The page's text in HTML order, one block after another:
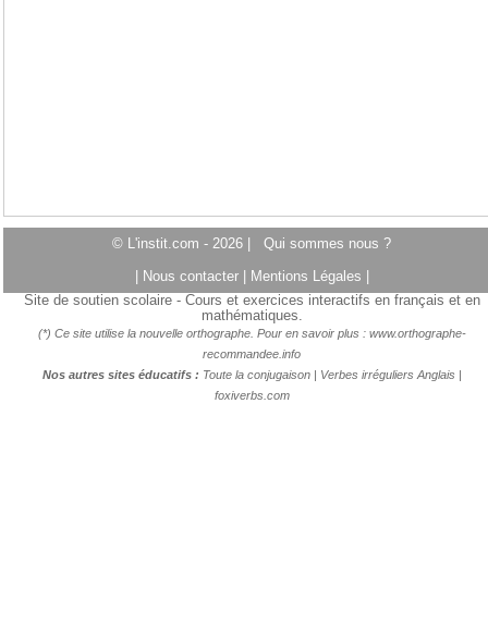
© L'instit.com - 2026 | Qui sommes nous ?
Nous contacter Mentions Légales
Site de soutien scolaire - Cours et exercices interactifs en français et en
mathématiques.
(*) Ce site utilise la nouvelle orthographe. Pour en savoir plus : www.orthographe-
recommandee.info
Nos autres sites éducatifs : Toute la conjugaison| Verbes irréguliers Anglais |
foxiverbs.com